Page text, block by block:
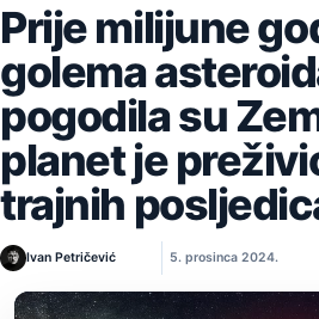
Prije milijune
golema
pogodila su
planet je
trajnih
Ivan Petričević 5. prosinca 2024.